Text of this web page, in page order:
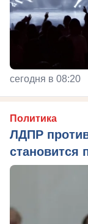
сегодня в 08:20
Политика
ЛДПР
становится